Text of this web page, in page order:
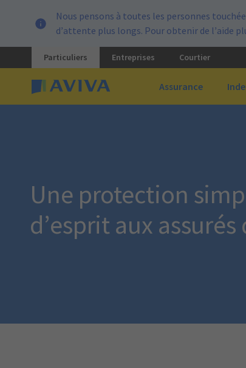
Nous pensons à toutes les personnes
d’attente plus longs. Pour obtenir de l’aide
Particuliers Entreprises Courtier
Assurance
Une protection
d’esprit aux